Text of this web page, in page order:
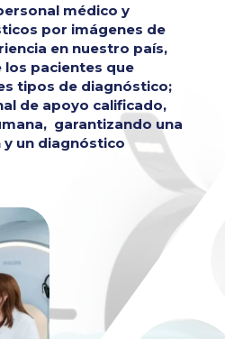
médico y
por imágenes de
en nuestro país,
los pacientes que
tipos de diagnóstico;
de apoyo calificado,
garantizando una
un diagnóstico